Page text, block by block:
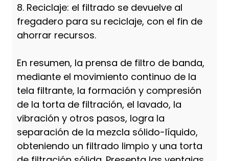
8. Reciclaje: el filtrado se devuelve al
fregadero para su reciclaje, con el fin de
ahorrar recursos.
En resumen, la prensa de filtro de banda,
mediante el movimiento continuo de la
tela filtrante, la formación y compresión
de la torta de filtración, el lavado, la
vibración y otros pasos, logra la
separación de la mezcla sólido-líquido,
obteniendo un filtrado limpio y una torta